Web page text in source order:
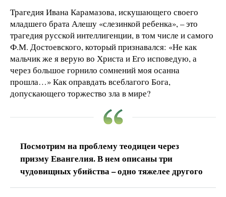
Трагедия Ивана Карамазова, искушающего своего
младшего брата Алешу «слезинкой ребенка», – это
трагедия русской интеллигенции, в том числе и самого
Ф.М. Достоевского, который признавался: «Не как
мальчик же я верую во Христа и Его исповедую, а
через большое горнило сомнений моя осанна
прошла…» Как оправдать всеблагого Бога,
допускающего торжество зла в мире?
Посмотрим на проблему теодицеи через
призму Евангелия. В нем описаны три
чудовищных убийства – одно тяжелее другого